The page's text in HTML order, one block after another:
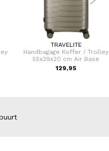
TRAVELITE
Handbagage Koffer / Trolley
55x39x20 cm Air Base
129,95